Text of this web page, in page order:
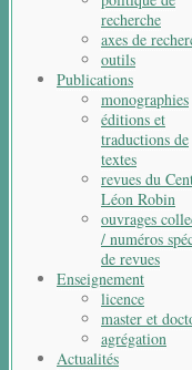
recherche
axes de
outils
Publications
monographies
éditions et
traductions de
textes
revues du
Léon Robin
ouvrages
/ numéros
de revues
Enseignement
licence
master et
agrégation
Actualités